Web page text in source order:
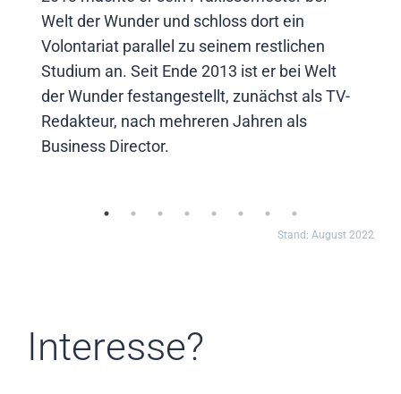
Welt der Wunder und schloss dort ein
Volontariat parallel zu seinem restlichen
Studium an. Seit Ende 2013 ist er bei Welt
der Wunder festangestellt, zunächst als TV-
Redakteur, nach mehreren Jahren als
Business Director.
Stand: August 2022
Interesse?